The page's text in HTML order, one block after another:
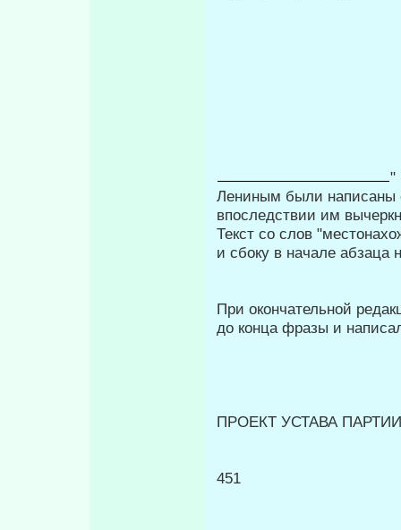
"
Лениным были написаны
впоследствии им
Текст со слов
и сбоку в начале
При окончательной
до конца фразы и
ПРОЕКТ УСТАВА ПАРТИИ
451